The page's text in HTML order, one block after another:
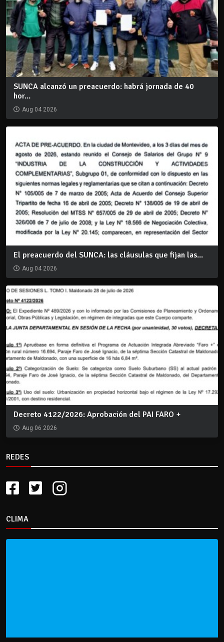
SUNCA alcanzó un preacuerdo: habrá jornada de 40
hor...
Aug 04 2026
El preacuerdo del SUNCA: las cláusulas que fijan las...
Aug 04 2026
Decreto 4122/2026: Aprobación del PAI FARO +
Aug 06 2026
REDES
CLIMA